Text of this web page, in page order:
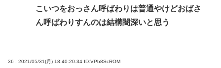
こいつをおっさん呼ばわりは普通やけどおばさ
ん呼ばわりすんのは結構闇深いと思う
36 : 2021/05/31(月) 18:40:20.34 ID:VPb8ScROM